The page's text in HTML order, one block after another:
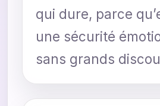
qui dure, parce
une sécurité
sans grands